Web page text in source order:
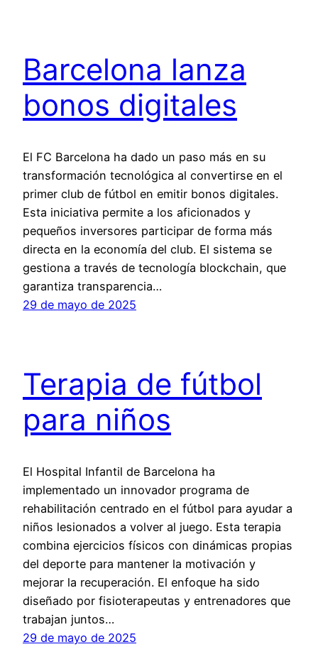
Barcelona lanza
bonos digitales
El FC Barcelona ha dado un paso más en su
transformación tecnológica al convertirse en el
primer club de fútbol en emitir bonos digitales.
Esta iniciativa permite a los aficionados y
pequeños inversores participar de forma más
directa en la economía del club. El sistema se
gestiona a través de tecnología blockchain, que
garantiza transparencia…
29 de mayo de 2025
Terapia de fútbol
para niños
El Hospital Infantil de Barcelona ha
implementado un innovador programa de
rehabilitación centrado en el fútbol para ayudar a
niños lesionados a volver al juego. Esta terapia
combina ejercicios físicos con dinámicas propias
del deporte para mantener la motivación y
mejorar la recuperación. El enfoque ha sido
diseñado por fisioterapeutas y entrenadores que
trabajan juntos…
29 de mayo de 2025